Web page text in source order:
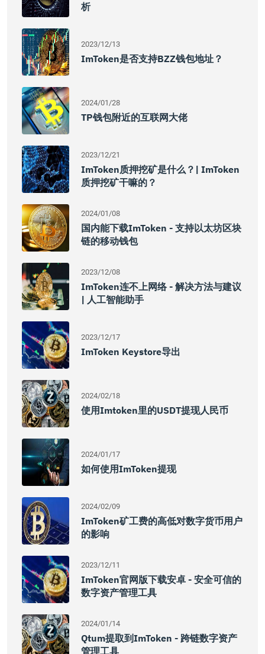
析
2023/12/13
ImToken是否支持BZZ钱包地址？
2024/01/28
TP钱包附近的互联网大佬
2023/12/21
ImToken质押挖矿是什么？| ImToken
质押挖矿干嘛的？
2024/01/08
国内能下载imToken - 支持以太坊区块
链的移动钱包
2023/12/08
ImToken连不上网络 - 解决方法与建议
| 人工智能助手
2023/12/17
ImToken Keystore导出
2024/02/18
使用imtoken里的USDT提现人民币
2024/01/17
如何使用imToken提现
2024/02/09
ImToken矿工费的高低对数字货币用户
的影响
2023/12/11
ImToken官网版下载安卓 - 安全可信的
数字资产管理工具
2024/01/14
Qtum提取到imToken - 跨链数字资产
管理工具